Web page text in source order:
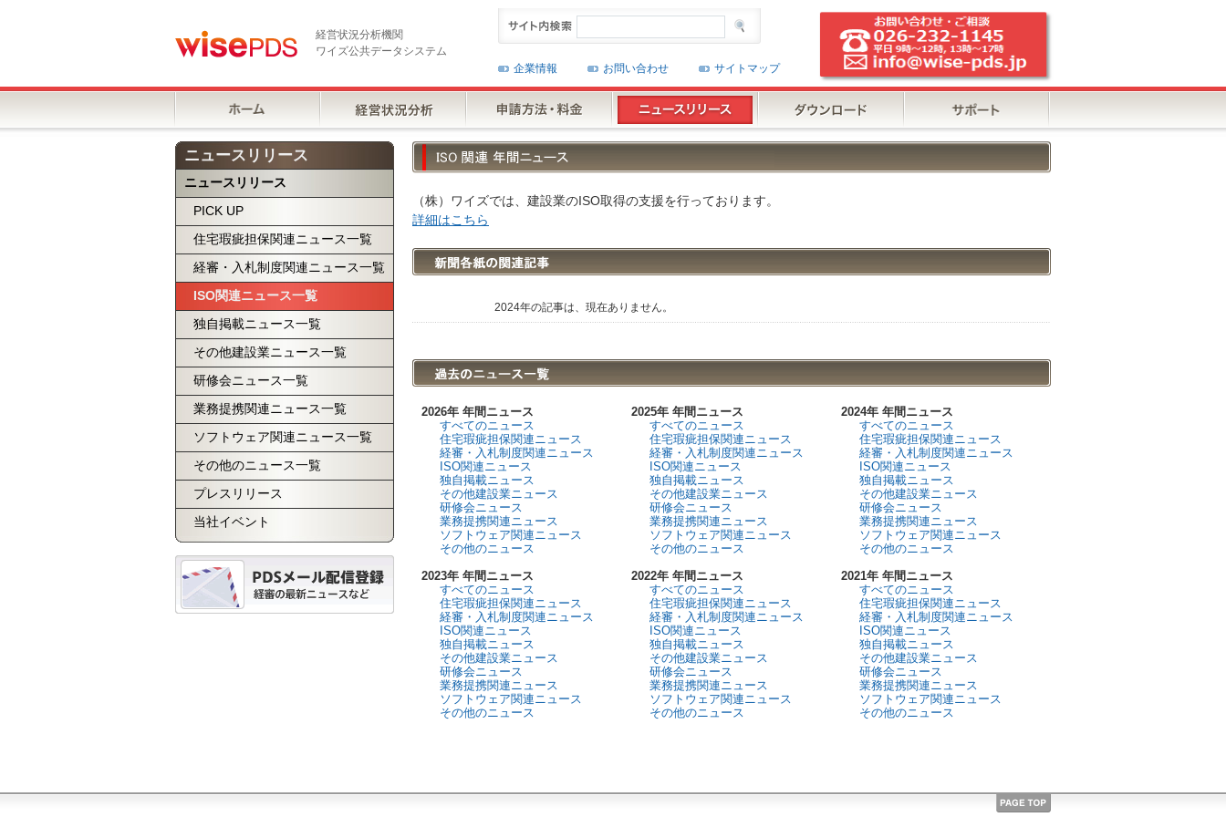
経営状況分析機関
ワイズ公共データシステム
企業情報
お問い合わせ サイトマップ
（株）ワイズでは、建設業のISO取得の支援を行っております。
詳細はこちら
2024年の記事は、現在ありません。
2026年 年間ニュース
すべてのニュース
住宅瑕疵担保関連ニュース
経審・入札制度関連ニュース
ISO関連ニュース
独自掲載ニュース
その他建設業ニュース
研修会ニュース
業務提携関連ニュース
ソフトウェア関連ニュース
その他のニュース
2025年 年間ニュース
すべてのニュース
住宅瑕疵担保関連ニュース
経審・入札制度関連ニュース
ISO関連ニュース
独自掲載ニュース
その他建設業ニュース
研修会ニュース
業務提携関連ニュース
ソフトウェア関連ニュース
その他のニュース
2024年 年間ニュース
すべてのニュース
住宅瑕疵担保関連ニュース
経審・入札制度関連ニュース
ISO関連ニュース
独自掲載ニュース
その他建設業ニュース
研修会ニュース
業務提携関連ニュース
ソフトウェア関連ニュース
その他のニュース
2023年 年間ニュース
すべてのニュース
住宅瑕疵担保関連ニュース
経審・入札制度関連ニュース
ISO関連ニュース
独自掲載ニュース
その他建設業ニュース
研修会ニュース
業務提携関連ニュース
ソフトウェア関連ニュース
その他のニュース
2022年 年間ニュース
すべてのニュース
住宅瑕疵担保関連ニュース
経審・入札制度関連ニュース
ISO関連ニュース
独自掲載ニュース
その他建設業ニュース
研修会ニュース
業務提携関連ニュース
ソフトウェア関連ニュース
その他のニュース
2021年 年間ニュース
すべてのニュース
住宅瑕疵担保関連ニュース
経審・入札制度関連ニュース
ISO関連ニュース
独自掲載ニュース
その他建設業ニュース
研修会ニュース
業務提携関連ニュース
ソフトウェア関連ニュース
その他のニュース
ニュースリリース
ニュースリリース
PICK UP
住宅瑕疵担保関連ニュース一覧
経審・入札制度関連ニュース一覧
ISO関連ニュース一覧
独自掲載ニュース一覧
その他建設業ニュース一覧
研修会ニュース一覧
業務提携関連ニュース一覧
ソフトウェア関連ニュース一覧
その他のニュース一覧
プレスリリース
当社イベント